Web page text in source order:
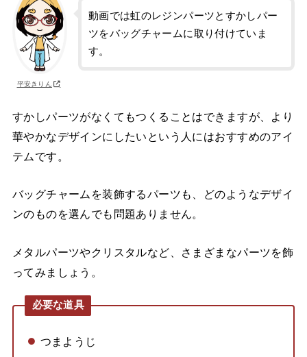
平安きりん
動画では虹のレジンパーツとすかしパー
ツをバッグチャームに取り付けていま
す。
すかしパーツがなくてもつくることはできますが、より
華やかなデザインにしたいという人にはおすすめのアイ
テムです。
バッグチャームを装飾するパーツも、どのようなデザイ
ンのものを選んでも問題ありません。
メタルパーツやクリスタルなど、さまざまなパーツを飾
ってみましょう。
必要な道具
つまようじ